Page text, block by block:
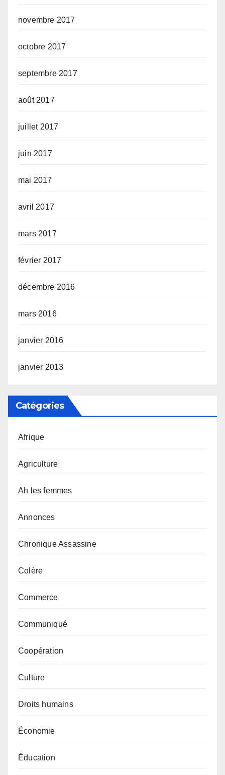
novembre 2017
octobre 2017
septembre 2017
août 2017
juillet 2017
juin 2017
mai 2017
avril 2017
mars 2017
février 2017
décembre 2016
mars 2016
janvier 2016
janvier 2013
Catégories
Afrique
Agriculture
Ah les femmes
Annonces
Chronique Assassine
Colère
Commerce
Communiqué
Coopération
Culture
Droits humains
Économie
Éducation